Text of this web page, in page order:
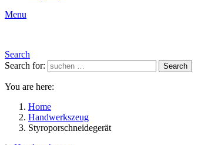
Menu
Search
Search for:
Search
You are here:
Home
Handwerkszeug
Styroporschneidegerät